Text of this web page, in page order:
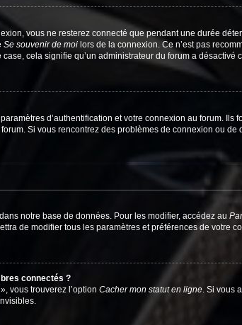
vous ne resterez connecté que pendant une durée
Se souvenir de moi lors de la connexion. Ce n’est pas
cela signifie qu’un administrateur du forum a désactivé
d’authentification et votre connexion au forum.
Si vous rencontrez des problèmes de connexion ou
notre base de données. Pour les modifier, accédez au
de modifier tous les paramètres et préférences de votre
connectés ?
vous trouverez l’option Cacher mon statut en ligne. Si vous